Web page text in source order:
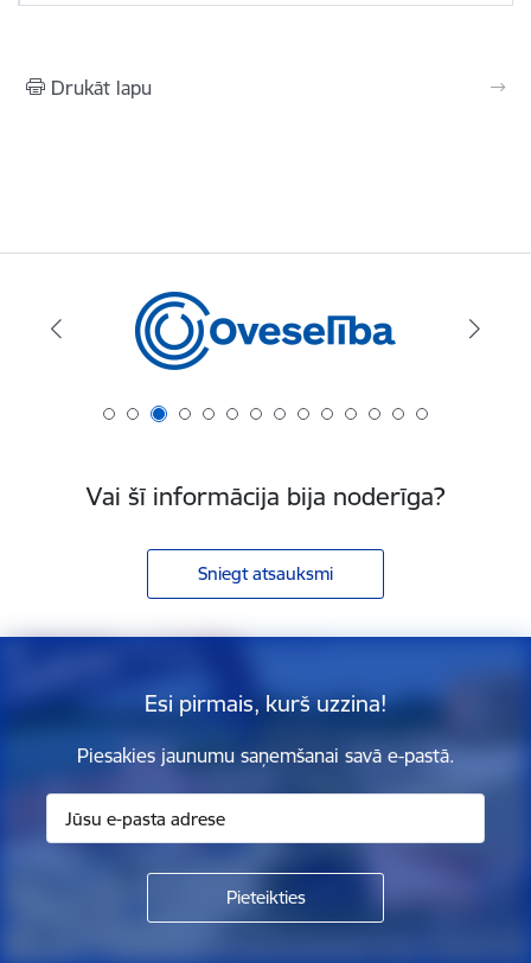
Drukāt lapu
Vai šī informācija bija noderīga?
Sniegt atsauksmi
Esi pirmais, kurš uzzina!
Piesakies jaunumu saņemšanai savā e-pastā.